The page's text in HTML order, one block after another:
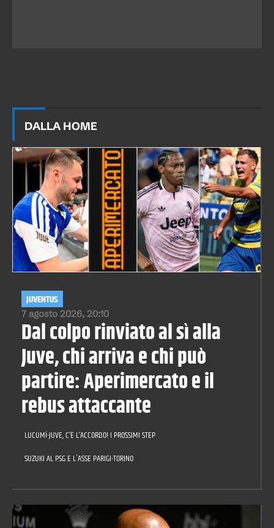
DALLA HOME
7 agosto 2026, 20:10
JUVENTUS
Dal colpo rinviato al sì alla
Juve, chi arriva e chi può
partire: Aperimercato e il
rebus attaccante
LUCUMÍ-JUVE, C’È L’ACCORDO! I PROSSIMI STEP
SUZUKI AL PSG E L'ASSE PARIGI-TORINO